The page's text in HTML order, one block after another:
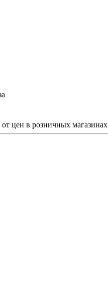
от цен в розничных магазинах